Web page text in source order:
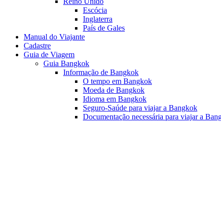
Escócia
Inglaterra
País de Gales
Manual do Viajante
Cadastre
Guia de Viagem
Guia Bangkok
Informação de Bangkok
O tempo em Bangkok
Moeda de Bangkok
Idioma em Bangkok
Seguro-Saúde para viajar a Bangkok
Documentação necessária para viajar a